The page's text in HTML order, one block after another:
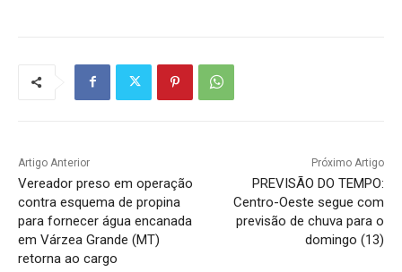
Artigo Anterior
Vereador preso em operação
contra esquema de propina
para fornecer água encanada
em Várzea Grande (MT)
retorna ao cargo
Próximo Artigo
PREVISÃO DO TEMPO:
Centro-Oeste segue com
previsão de chuva para o
domingo (13)